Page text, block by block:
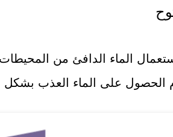
الماء الدافئ من
الحصول على الماء العذب بشكل